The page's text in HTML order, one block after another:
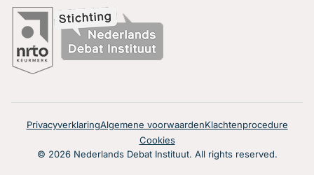
PrivacyverklaringAlgemene voorwaardenKlachtenprocedure
Cookies
© 2026 Nederlands Debat Instituut. All rights reserved.